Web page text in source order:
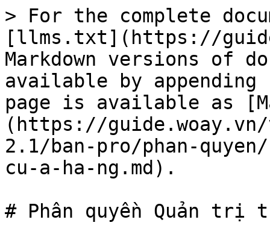
> For the complete
[llms.txt](https://
Markdown versions of
available by
page is available as
(https://
2.1/ban-pro/phan-
cu-a-ha-ng.md).
# Phân quyền Quản trị